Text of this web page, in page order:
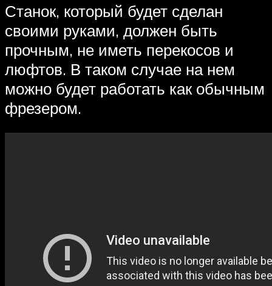
Станок, который будет сделан
своими руками, должен быть
прочным, не иметь перекосов и
люфтов. В таком случае на нем
можно будет работать как обычным
фрезером.